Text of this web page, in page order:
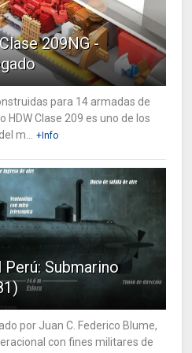
209NG -
para 14 armadas de
Clase 209 es uno de los
m...
+Info
Submarino
por Juan C. Federico Blume,
con fines militares de